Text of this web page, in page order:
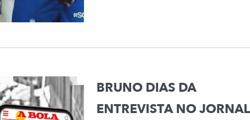
BRUNO DIAS DA
ENTREVISTA NO JORNAL